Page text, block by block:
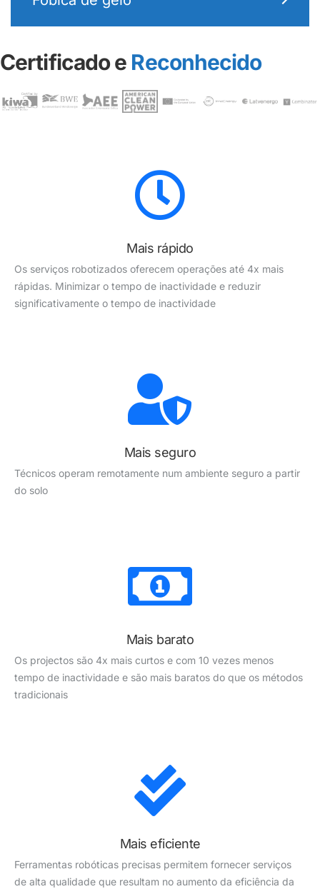
Certificado e Reconhecido
Mais rápido
Os serviços robotizados oferecem operações até 4x mais
rápidas. Minimizar o tempo de inactividade e reduzir
significativamente o tempo de inactividade
Mais seguro
Técnicos operam remotamente num ambiente seguro a partir
do solo
Mais barato
Os projectos são 4x mais curtos e com 10 vezes menos
tempo de inactividade e são mais baratos do que os métodos
tradicionais
Mais eficiente
Ferramentas robóticas precisas permitem fornecer serviços
de alta qualidade que resultam no aumento da eficiência da